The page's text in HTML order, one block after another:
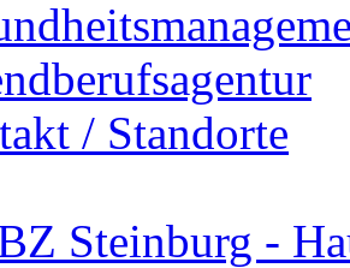
/ Standorte
Steinburg -